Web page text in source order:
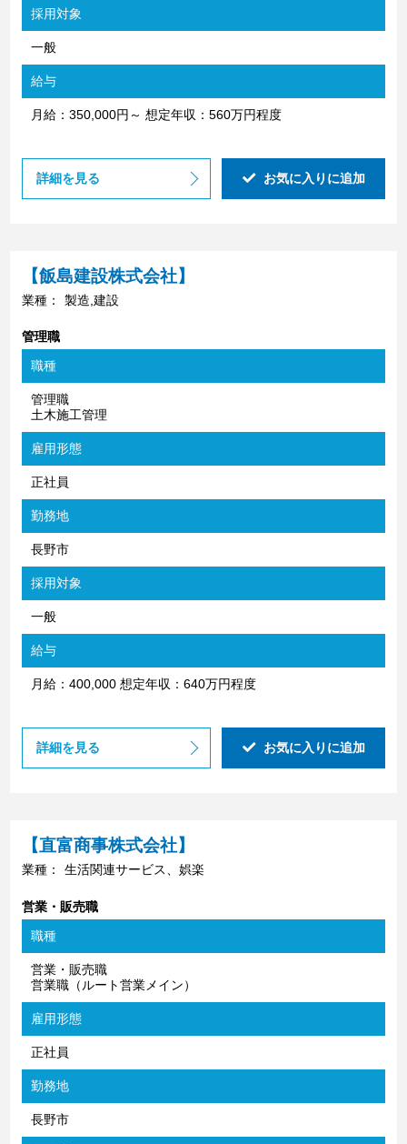
採用対象
一般
給与
月給：350,000円～ 想定年収：560万円程度
詳細を見る お気に入りに追加
【飯島建設株式会社】
業種： 製造,建設
管理職
職種
管理職
土木施工管理
雇用形態
正社員
勤務地
長野市
採用対象
一般
給与
月給：400,000 想定年収：640万円程度
詳細を見る お気に入りに追加
【直富商事株式会社】
業種： 生活関連サービス、娯楽
営業・販売職
職種
営業・販売職
営業職（ルート営業メイン）
雇用形態
正社員
勤務地
長野市